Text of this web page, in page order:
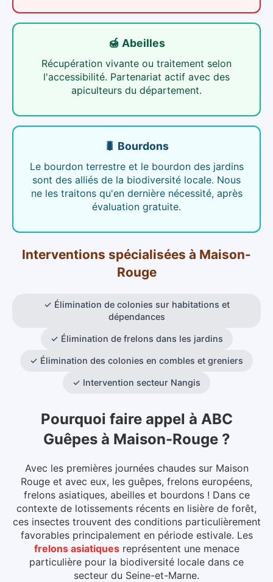
🍯 Abeilles
Récupération vivante ou traitement selon
l'accessibilité. Partenariat actif avec des
apiculteurs du département.
🐛 Bourdons
Le bourdon terrestre et le bourdon des jardins
sont des alliés de la biodiversité locale. Nous
ne les traitons qu'en dernière nécessité, après
évaluation gratuite.
Interventions spécialisées à Maison-
Rouge
✓ Élimination de colonies sur habitations et
dépendances
✓ Élimination de frelons dans les jardins
✓ Élimination des colonies en combles et greniers
✓ Intervention secteur Nangis
Pourquoi faire appel à ABC
Guêpes à Maison-Rouge ?
Avec les premières journées chaudes sur Maison
Rouge et avec eux, les guêpes, frelons européens,
frelons asiatiques, abeilles et bourdons ! Dans ce
contexte de lotissements récents en lisière de forêt,
ces insectes trouvent des conditions particulièrement
favorables principalement en période estivale. Les
frelons asiatiques représentent une menace
particulière pour la biodiversité locale dans ce
secteur du Seine-et-Marne.